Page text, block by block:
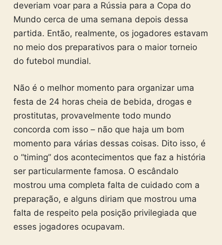
deveriam voar para a Rússia para a Copa do
Mundo cerca de uma semana depois dessa
partida. Então, realmente, os jogadores estavam
no meio dos preparativos para o maior torneio
do futebol mundial.
Não é o melhor momento para organizar uma
festa de 24 horas cheia de bebida, drogas e
prostitutas, provavelmente todo mundo
concorda com isso – não que haja um bom
momento para várias dessas coisas. Dito isso, é
o “timing” dos acontecimentos que faz a história
ser particularmente famosa. O escândalo
mostrou uma completa falta de cuidado com a
preparação, e alguns diriam que mostrou uma
falta de respeito pela posição privilegiada que
esses jogadores ocupavam.